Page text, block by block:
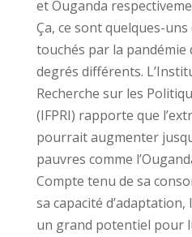
et Ouganda
Ça, ce sont quelques-
touchés par la pandémie
degrés différents.
Recherche sur les
(IFPRI) rapporte que
pourrait augmenter
pauvres comme
Compte tenu de sa
sa capacité
un grand potentiel pour